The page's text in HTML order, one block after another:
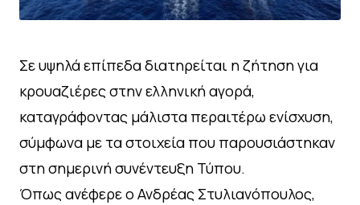
Σε υψηλά επίπεδα διατηρείται η ζήτηση για
κρουαζιέρες στην ελληνική αγορά,
καταγράφοντας μάλιστα περαιτέρω ενίσχυση,
σύμφωνα με τα στοιχεία που παρουσιάστηκαν
στη σημερινή συνέντευξη Τύπου.
Όπως ανέφερε ο Ανδρέας Στυλιανόπουλος,